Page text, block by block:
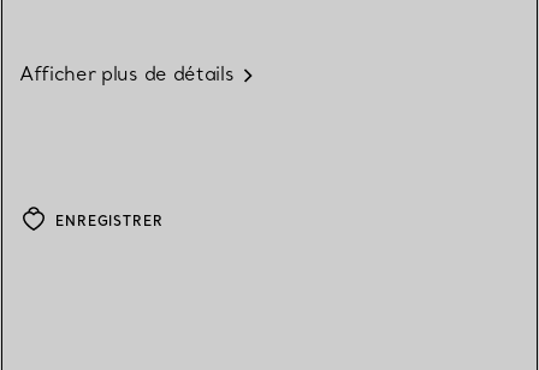
Afficher plus de détails
ENREGISTRER